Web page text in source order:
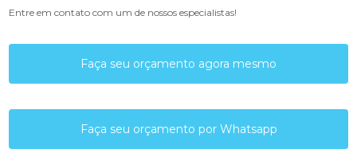
Entre em contato com um de nossos especialistas!
Faça seu orçamento agora mesmo
Faça seu orçamento por Whatsapp